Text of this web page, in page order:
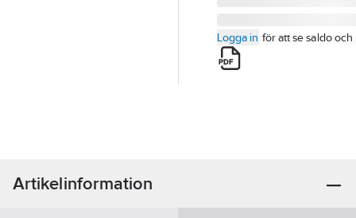
Logga in för att se saldo och
Artikelinformation